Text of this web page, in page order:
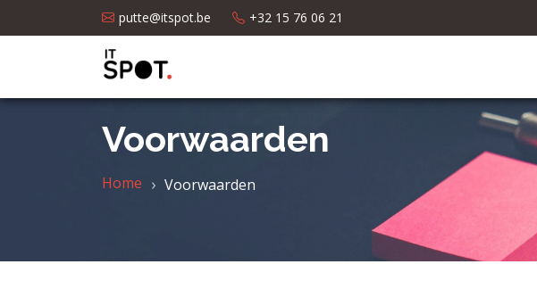
putte@itspot.be +32 15 76 06 21
Voorwaarden
Home Voorwaarden